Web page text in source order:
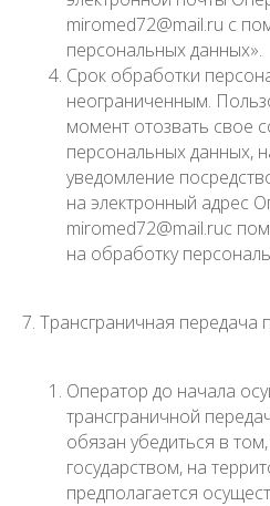
miromed72@mail.ru с
персональных данных».
Срок обработки
неограниченным.
момент отозвать свое
персональных данных,
уведомление
на электронный адрес
miromed72@mail.ruс
на обработку
7. Трансграничная передача
Оператор до начала
трансграничной
обязан убедиться в
государством, на
предполагается